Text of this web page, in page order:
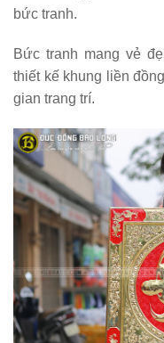
bức tranh.
Bức tranh mang vẻ
thiết kế khung liền
gian trang trí.